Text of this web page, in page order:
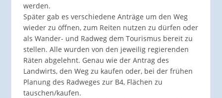
werden.
Später gab es verschiedene Anträge um den Weg
wieder zu öffnen, zum Reiten nutzen zu dürfen oder
als Wander- und Radweg dem Tourismus bereit zu
stellen. Alle wurden von den jeweilig regierenden
Räten abgelehnt. Genau wie der Antrag des
Landwirts, den Weg zu kaufen oder, bei der frühen
Planung des Radweges zur B4, Flächen zu
tauschen/kaufen.